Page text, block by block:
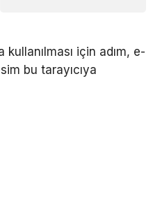
için adım, e-
bu tarayıcıya